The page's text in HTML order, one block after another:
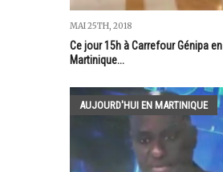
MAI 25TH, 2018
Ce jour 15h à Carrefour Génipa en
Martinique...
AUJOURD'HUI EN MARTINIQUE